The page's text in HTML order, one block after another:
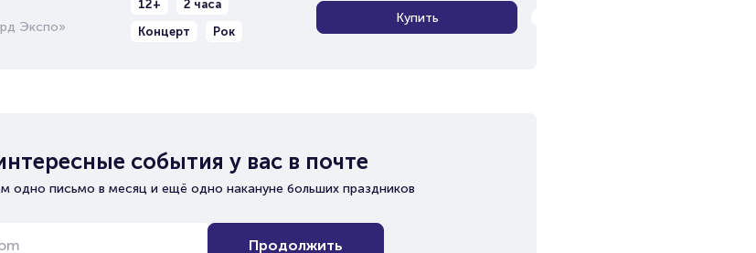
Экспо»
12+
2 часа
Концерт
Рок
Купить
события у вас в почте
одно письмо в месяц и ещё одно накануне больших праздников
Продолжить